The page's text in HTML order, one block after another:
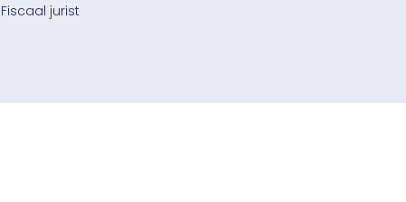
Fiscaal jurist